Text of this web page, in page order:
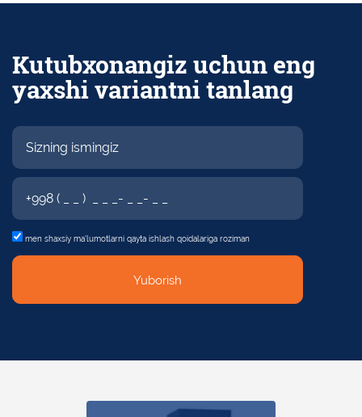
Kutubxonangiz uchun eng
yaxshi variantni tanlang
men shaxsiy ma'lumotlarni qayta ishlash qoidalariga roziman
Yuborish